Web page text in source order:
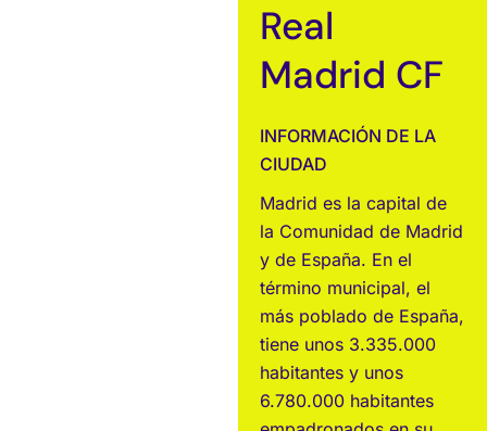
Real
Madrid CF
INFORMACIÓN DE LA
CIUDAD
Madrid es la capital de
la Comunidad de Madrid
y de España. En el
término municipal, el
más poblado de España,
tiene unos 3.335.000
habitantes y unos
6.780.000 habitantes